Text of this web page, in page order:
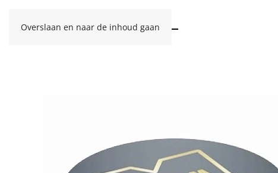
Overslaan en naar de inhoud gaan